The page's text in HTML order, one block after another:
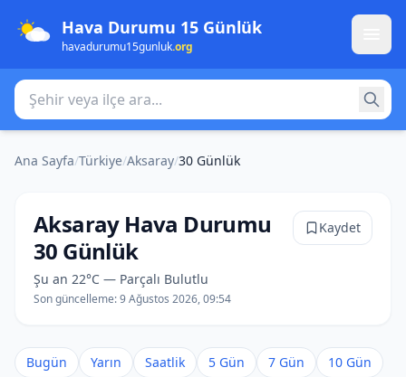
Hava Durumu 15 Günlük
havadurumu15gunluk.org
Şehir veya ilçe ara
Ana Sayfa/Türkiye/Aksaray/30 Günlük
Aksaray Hava Durumu
30 Günlük
Şu an 22°C — Parçalı Bulutlu
Son güncelleme:9 Ağustos 2026, 09:54
Kaydet
Bugün Yarın Saatlik 5 Gün 7 Gün
10 Gün